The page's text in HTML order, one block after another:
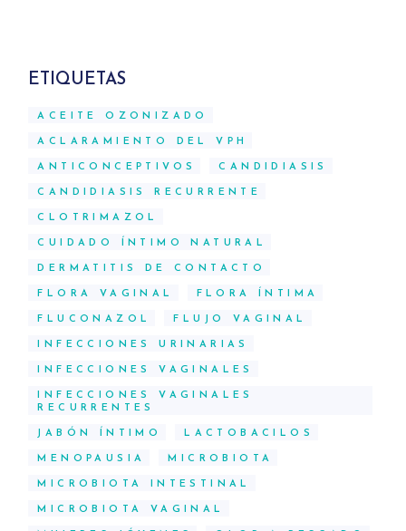
ETIQUETAS
ACEITE OZONIZADO
ACLARAMIENTO DEL VPH
ANTICONCEPTIVOS CANDIDIASIS
CANDIDIASIS RECURRENTE
CLOTRIMAZOL
CUIDADO ÍNTIMO NATURAL
DERMATITIS DE CONTACTO
FLORA VAGINAL FLORA ÍNTIMA
FLUCONAZOL FLUJO VAGINAL
INFECCIONES URINARIAS
INFECCIONES VAGINALES
INFECCIONES VAGINALES
RECURRENTES
JABÓN ÍNTIMO LACTOBACILOS
MENOPAUSIA MICROBIOTA
MICROBIOTA INTESTINAL
MICROBIOTA VAGINAL